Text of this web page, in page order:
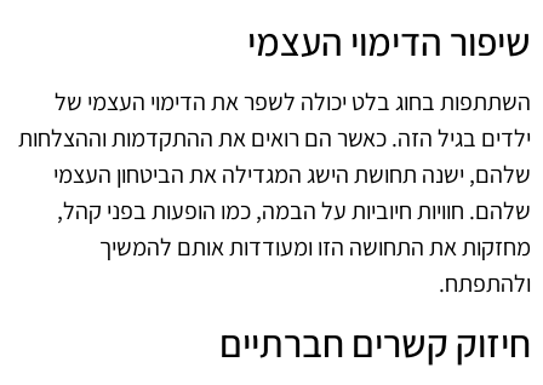
שיפור הדימוי העצמי
השתתפות בחוג בלט יכולה לשפר את הדימוי העצמי של
ילדים בגיל הזה. כאשר הם רואים את ההתקדמות וההצלחות
שלהם, ישנה תחושת הישג המגדילה את הביטחון העצמי
שלהם. חוויות חיוביות על הבמה, כמו הופעות בפני קהל,
מחזקות את התחושה הזו ומעודדות אותם להמשיך
ולהתפתח.
חיזוק קשרים חברתיים